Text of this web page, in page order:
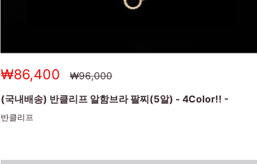
세
가
₩86,400
정
가
₩96,000
(국내배송) 반클리프 알함브라 팔찌(5알) - 4Color!! -
반클리프